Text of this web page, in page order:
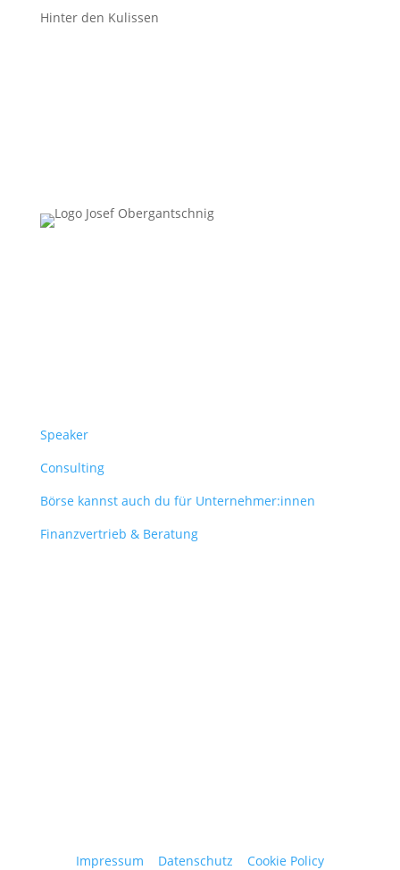
Hinter den Kulissen
Speaker
Consulting
Börse kannst auch du für Unternehmer:innen
Finanzvertrieb & Beratung
Impressum Datenschutz Cookie Policy